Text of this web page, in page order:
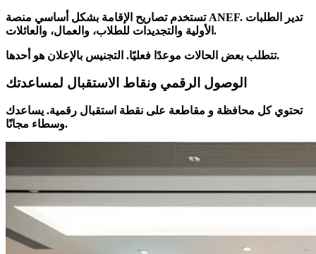
تستخدمتصاريح الإقامة بشكل أساسي منصة ANEF. تدير الطلبات
الأولية والتجديدات للطلاب، والعمال، والعائلات.
تتطلب بعض الحالات موعدًا فعليًا. التجنيس بالإعلان هو أحدها.
الوصول الرقمي ونقاط الاستقبال لمساعدتك
تحتوي كل محافظة و مقاطعة على نقطة استقبال رقمية. يساعدك
وسطاء مجانًا.